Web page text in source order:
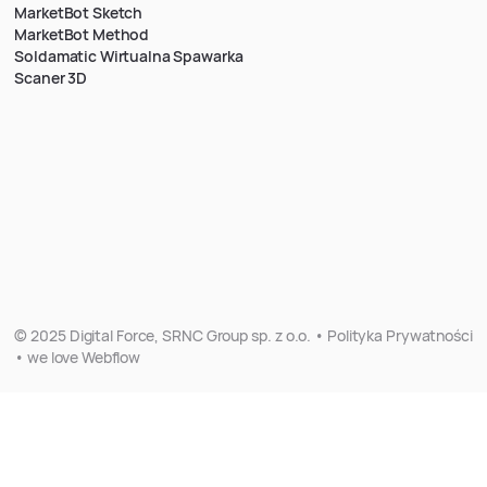
MarketBot Sketch
MarketBot Method
Soldamatic Wirtualna Spawarka
Scaner 3D
© 2025 Digital Force, SRNC Group sp. z o.o. • Polityka Prywatności
• we love Webflow